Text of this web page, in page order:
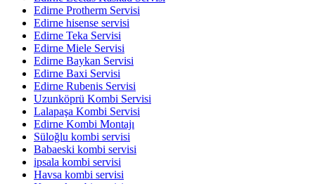
Edirne Protherm Servisi
Edirne hisense servisi
Edirne Teka Servisi
Edirne Miele Servisi
Edirne Baykan Servisi
Edirne Baxi Servisi
Edirne Rubenis Servisi
Uzunköprü Kombi Servisi
Lalapaşa Kombi Servisi
Edirne Kombi Montajı
Süloğlu kombi servisi
Babaeski kombi servisi
ipsala kombi servisi
Havsa kombi servisi